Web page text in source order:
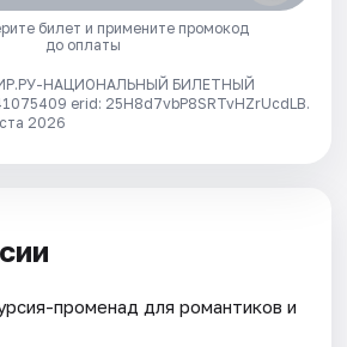
билет и примените промокод
до оплаты
НАЦИОНАЛЬНЫЙ БИЛЕТНЫЙ
erid: 25H8d7vbP8SRTvHZrUcdLB.
2026
променад для романтиков и